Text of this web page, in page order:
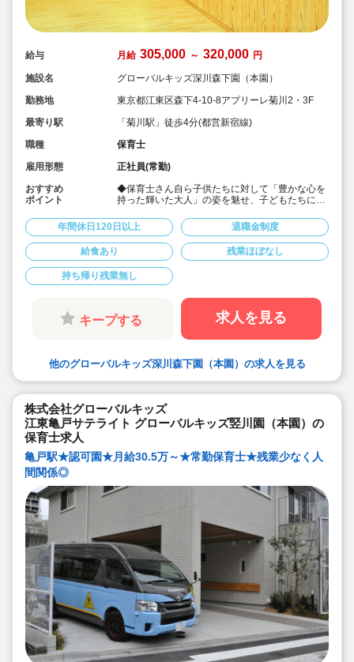
給与 月給 305,000 ～ 320,000 円
施設名
グローバルキッズ深川森下園（本園）
勤務地
東京都江東区森下4-10-8アプリーレ菊川2・3F
最寄り駅
「菊川駅」徒歩4分(都営新宿線)
職種
保育士
雇用形態
正社員(常勤)
おすすめ
ポイント
◆保育士さん自ら子供たちに対して「豊かな心を
持った輝いた大人」の姿を魅せ、子どもたちに夢
◆年間休日125日以上！
◆子育て期間中は時短勤務OK
◆半日有給OKで子育て中の方も働きやすい環境
◆会社独自の休暇制度がありますので、独身、既
婚者問わずノビノビと働きやすい環境です。
◆宿舎借上げ制度利用可能です！
◆職員間の人間関係を大事にしています。チーム
保育で新しい仲間も皆でサポート。新卒で不安な
方、中途で馴染めるか不安な方ブランク空けの
方、別業種からのキャリアチェンジの方！どんな
方でもチームでサポートしあいながら保育をする
◆キャリアアップしていきたい方も大歓迎！挑戦
安心して勤務いただけます。
◆幅広い年齢層の職員がいるため働きやすい就業
環境です！
務でき成長し続けられる環境が整っています。
年間休日120日以上 退職金制度
給食あり 残業ほぼなし
持ち帰り残業無し
キープする 求人を見る
他のグローバルキッズ深川森下園（本園）の求人を見る
株式会社グローバルキッズ
江東亀戸サテライト グローバルキッズ竪川園（本園）の
保育士求人
亀戸駅★認可園★月給30.5万～★常勤保育士★残業少なく人
間関係◎